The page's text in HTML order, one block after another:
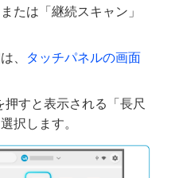
たは「継続スキャン」
、
タッチパネルの画面
すと表示される「長尺
択します。